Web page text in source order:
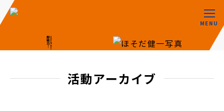
MENU
活動アーカイブ